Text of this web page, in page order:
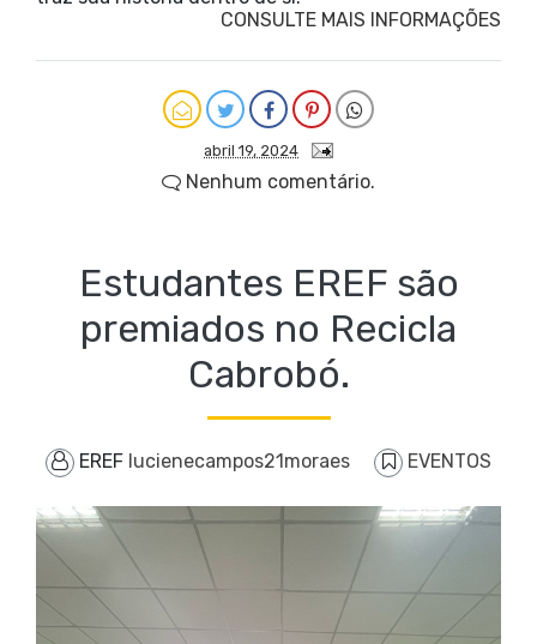
CONSULTE MAIS INFORMAÇÕES
abril 19, 2024
Nenhum comentário.
Estudantes EREF são
premiados no Recicla
Cabrobó.
EREF lucienecampos21moraes EVENTOS